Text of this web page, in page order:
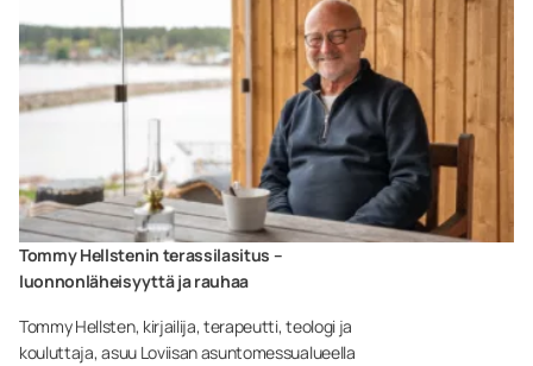
Tommy Hellstenin terassilasitus –
luonnonläheisyyttä ja rauhaa
Tommy Hellsten, kirjailija, terapeutti, teologi ja
kouluttaja, asuu Loviisan asuntomessualueella